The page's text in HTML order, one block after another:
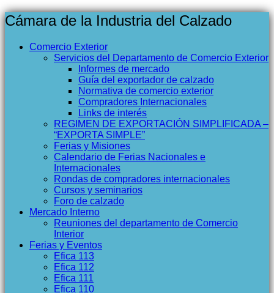
Cámara de la Industria del Calzado
Comercio Exterior
Servicios del Departamento de Comercio Exterior
Informes de mercado
Guía del exportador de calzado
Normativa de comercio exterior
Compradores Internacionales
Links de interés
REGIMEN DE EXPORTACIÓN SIMPLIFICADA –
“EXPORTA SIMPLE”
Ferias y Misiones
Calendario de Ferias Nacionales e
Internacionales
Rondas de compradores internacionales
Cursos y seminarios
Foro de calzado
Mercado Interno
Reuniones del departamento de Comercio
Interior
Ferias y Eventos
Efica 113
Efica 112
Efica 111
Efica 110